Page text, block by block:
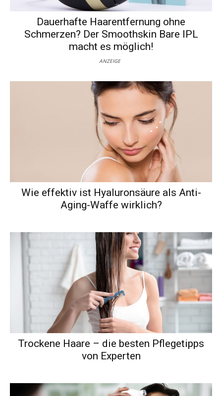
Dauerhafte Haarentfernung ohne
Schmerzen? Der Smoothskin Bare IPL
macht es möglich!
ANZEIGE
Wie effektiv ist Hyaluronsäure als Anti-
Aging-Waffe wirklich?
Trockene Haare – die besten Pflegetipps
von Experten